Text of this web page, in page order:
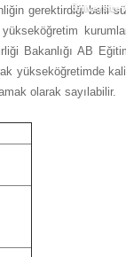
Üniversite
gerektirdiği belli
Bakanlığı AB
yükseköğretimde
olarak sayılabilir.